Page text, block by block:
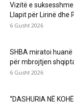
Vizitë e
Llapit për Lirinë dhe
6 Gusht 2026
SHBA miratoi
për mbrojtjen
6 Gusht 2026
“DASHURIA NË